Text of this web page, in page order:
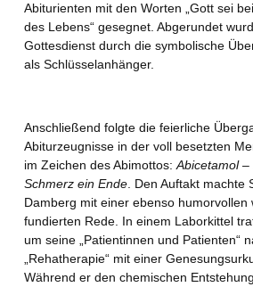
Abiturienten mit den Worten „Gott sei
des Lebens“ gesegnet. Abgerundet
Gottesdienst durch die symbolische
als Schlüsselanhänger.
Anschließend folgte die feierliche
Abiturzeugnisse in der voll besetzten
im Zeichen des Abimottos: Abicetamol
Schmerz ein Ende. Den Auftakt machte
Damberg mit einer ebenso humorvollen
fundierten Rede. In einem Laborkittel
um seine „Patientinnen und Patienten“
„Rehatherapie“ mit einer
Während er den chemischen